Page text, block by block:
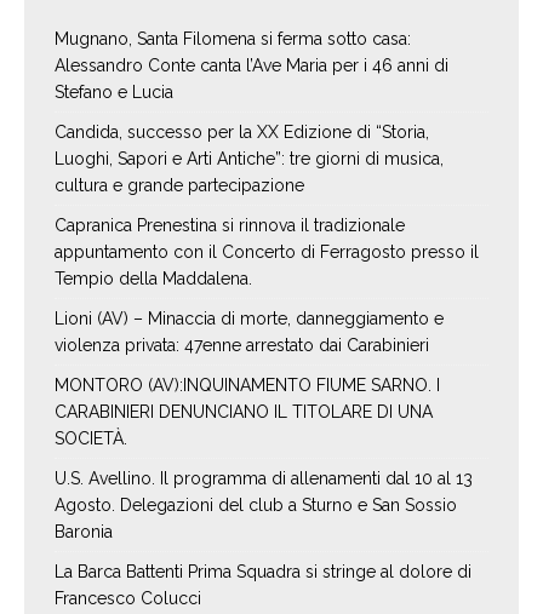
Mugnano, Santa Filomena si ferma sotto casa:
Alessandro Conte canta l’Ave Maria per i 46 anni di
Stefano e Lucia
Candida, successo per la XX Edizione di “Storia,
Luoghi, Sapori e Arti Antiche”: tre giorni di musica,
cultura e grande partecipazione
Capranica Prenestina si rinnova il tradizionale
appuntamento con il Concerto di Ferragosto presso il
Tempio della Maddalena.
Lioni (AV) – Minaccia di morte, danneggiamento e
violenza privata: 47enne arrestato dai Carabinieri
MONTORO (AV):INQUINAMENTO FIUME SARNO. I
CARABINIERI DENUNCIANO IL TITOLARE DI UNA
SOCIETÀ.
U.S. Avellino. Il programma di allenamenti dal 10 al 13
Agosto. Delegazioni del club a Sturno e San Sossio
Baronia
La Barca Battenti Prima Squadra si stringe al dolore di
Francesco Colucci